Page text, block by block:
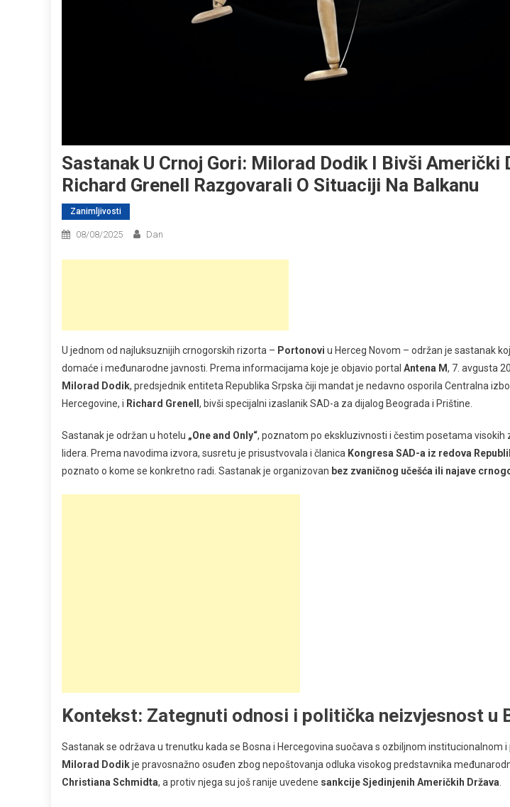
Sastanak U Crnoj Gori: Milorad Dodik I Bivši Američki
Richard Grenell Razgovarali O Situaciji Na Balkanu
Zanimljivosti
08/08/2025 Dan
U jednom od najluksuznijih crnogorskih rizorta – Portonovi u Herceg Novom – održan je sastanak
domaće i međunarodne javnosti. Prema informacijama koje je objavio portal Antena M, 7. avgusta
Milorad Dodik, predsjednik entiteta Republika Srpska čiji mandat je nedavno osporila Centralna
Hercegovine, i Richard Grenell , bivši specijalni izaslanik SAD-a za dijalog Beograda i Prištine.
Sastanak je održan u hotelu „One and Only“, poznatom po ekskluzivnosti i čestim posetama visokih
lidera. Prema navodima izvora, susretu je prisustvovala i članica Kongresa SAD-a iz redova
poznato o kome se konkretno radi. Sastanak je organizovan bez zvaničnog učešća ili najave
Kontekst: Zategnuti odnosi i politička neizvjesnost u
Sastanak se održava u trenutku kada se Bosna i Hercegovina suočava s ozbiljnom institucionalnom i
Milorad Dodikje pravosnažno osuđen zbog nepoštovanja odluka visokog predstavnika
Christiana Schmidta, a protiv njega su još ranije uvedene sankcije Sjedinjenih Američkih Država